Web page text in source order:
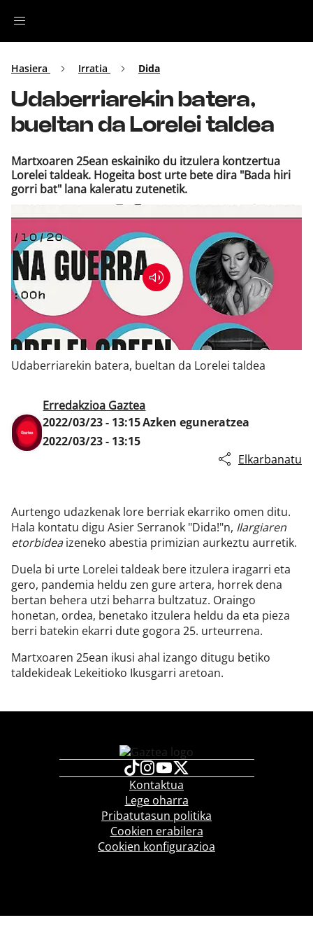
Irratia
Top Gaztea
Musika
Ekitaldiak
Ikus-entzunezkoak
Klisk
Hasiera Irratia Dida
Udaberriarekin batera,
bueltan da Lorelei taldea
Martxoaren 25ean eskainiko du itzulera kontzertua
Lorelei taldeak. Hogeita bost urte bete dira "Bada hiri
gorri bat" lana kaleratu zutenetik.
Udaberriarekin batera, bueltan da Lorelei taldea
Erredakzioa Gaztea
2022/03/23 - 13:15Azken eguneratzea
2022/03/23 - 13:15
Elkarbanatu
Aurtengo udazkenak lore berriak ekarriko omen ditu.
Hala kontatu digu Asier Serranok "Dida!"n, Ilargiaren
etorbideaizeneko abestia primizian aurkeztu aurretik.
Duela bi urte Lorelei taldeak bere itzulera iragarri eta
gero, pandemia heldu zen gure artera, horrek dena
bertan behera utzi beharra bultzatuz. Oraingo
honetan, ordea, benetako itzulera heldu da eta pieza
berri batekin ekarri dute gogora 25. urteurrena.
Martxoaren 25ean ikusi ahal izango ditugu betiko
taldekideak Lekeitioko Ikusgarri aretoan.
Kontaktua
Lege oharra
Pribatutasun politika
Cookien erabilera
Cookien konfigurazioa